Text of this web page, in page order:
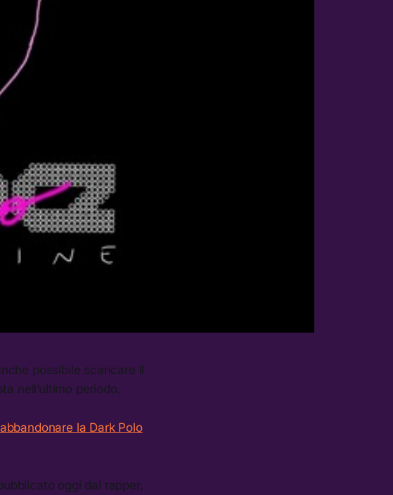
possibile scaricare il
nell’ultimo periodo.
la Dark Polo
oggi dal rapper,